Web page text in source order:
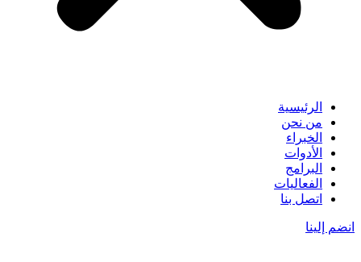
الرئيسية
من نحن
الخبراء
الأدوات
البرامج
الفعاليات
اتصل بنا
انضم إلينا